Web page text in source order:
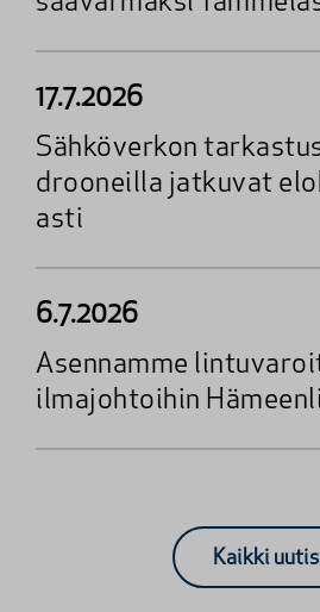
17.7.2026
Sähköverkon
drooneilla jatkuvat
asti
6.7.2026
Asennamme
ilmajohtoihin
Kaikki